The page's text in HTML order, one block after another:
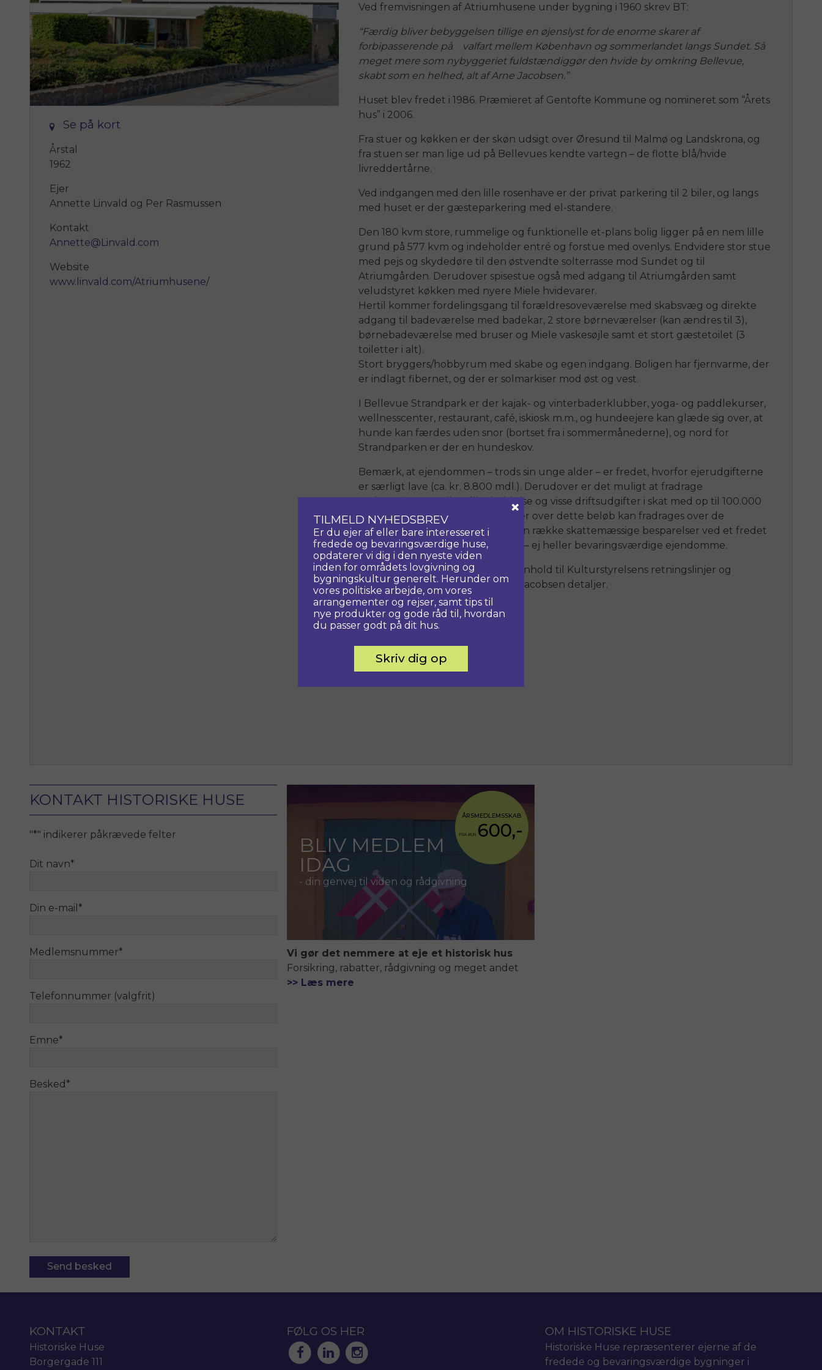
Ved fremvisningen af Atriumhusene under bygning i 1960 skrev BT:
“Færdig bliver bebyggelsen tillige en øjenslyst for de enorme skarer af
forbipasserende på valfart mellem København og sommerlandet langs Sundet. Så
meget mere som nybyggeriet fuldstændiggør den hvide by omkring Bellevue,
skabt som en helhed, alt af Arne Jacobsen.”
Huset blev fredet i 1986. Præmieret af Gentofte Kommune og nomineret som “Årets
hus” i 2006.
Fra stuer og køkken er der skøn udsigt over Øresund til Malmø og Landskrona, og
fra stuen ser man lige ud på Bellevues kendte vartegn – de flotte blå/hvide
livreddertårne.
Ved indgangen med den lille rosenhave er der privat parkering til 2 biler, og langs
med huset er der gæsteparkering med el-standere.
Den 180 kvm store, rummelige og funktionelle et-plans bolig ligger på en nem lille
grund på 577 kvm og indeholder entré og forstue med ovenlys. Endvidere stor stue
med pejs og skydedøre til den østvendte solterrasse mod Sundet og til
Atriumgården. Derudover spisestue også med adgang til Atriumgården samt
veludstyret køkken med nyere Miele hvidevarer.
Hertil kommer fordelingsgang til forældresoveværelse med skabsvæg og direkte
adgang til badeværelse med badekar, 2 store børneværelser (kan ændres til 3),
børnebadeværelse med bruser og Miele vaskesøjle samt et stort gæstetoilet (3
toiletter i alt).
Stort bryggers/hobbyrum med skabe og egen indgang. Boligen har fjernvarme, der
er indlagt fibernet, og der er solmarkiser mod øst og vest.
I Bellevue Strandpark er der kajak- og vinterbaderklubber, yoga- og paddlekurser,
wellnesscenter, restaurant, café, iskiosk m.m., og hundeejere kan glæde sig over, at
hunde kan færdes uden snor (bortset fra i sommermånederne), og nord for
Strandparken er der en hundeskov.
Bemærk, at ejendommen – trods sin unge alder – er fredet, hvorfor ejerudgifterne
er særligt lave (ca. kr. 8.800 mdl.). Derudover er det muligt at fradrage
omkostningerne til vedligeholdelse og visse driftsudgifter i skat med op til 100.000
kr. årligt. Eventuelle omkostninger over dette beløb kan fradrages over de
efterfølgende år. Der er således en række skattemæssige besparelser ved et fredet
hus, som ikke gælder andre huse – ej heller bevaringsværdige ejendomme.
Ejendommen er vedligeholdt i henhold til Kulturstyrelsens retningslinjer og
fremstår med alle originale Arne Jacobsen detaljer.
Se på kort
Årstal
1962
Ejer
Annette Linvald og Per Rasmussen
Kontakt
Annette@Linvald.com
Website
www.linvald.com/Atriumhusene/
KONTAKT HISTORISKE HUSE
"*" indikerer påkrævede felter
Dit navn*
Din e-mail *
Medlemsnummer*
Telefonnummer (valgfrit)
Emne*
Besked *
BLIV MEDLEM
IDAG
- din genvej til viden og rådgivning
ÅRSMEDLEMSSKAB
FRA KUN 600,-
Vi gør det nemmere at eje et historisk hus
Forsikring, rabatter, rådgivning og meget andet
>> Læs mere
KONTAKT
Historiske Huse
Borgergade 111
FØLG OS HER OM HISTORISKE HUSE
Historiske Huse repræsenterer ejerne af de
fredede og bevaringsværdige bygninger i
TILMELD NYHEDSBREV
Er du ejer af eller bare interesseret i
fredede og bevaringsværdige huse,
opdaterer vi dig i den nyeste viden
inden for områdets lovgivning og
bygningskultur generelt. Herunder om
vores politiske arbejde, om vores
arrangementer og rejser, samt tips til
nye produkter og gode råd til, hvordan
du passer godt på dit hus.
Skriv dig op
×